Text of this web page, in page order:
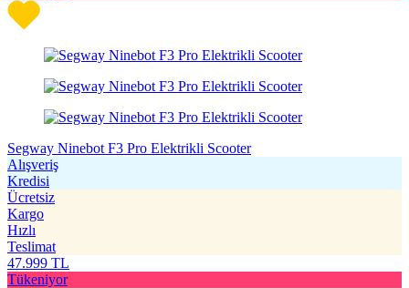
Segway Ninebot F3 Pro Elektrikli Scooter
Alışveriş
Kredisi
Ücretsiz
Kargo
Hızlı
Teslimat
47.999 TL
Tükeniyor